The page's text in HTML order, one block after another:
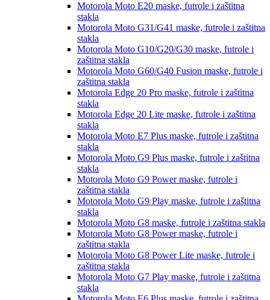
Motorola Moto E20 maske, futrole i zaštitna
stakla
Motorola Moto G31/G41 maske, futrole i zaštitna
stakla
Motorola Moto G10/G20/G30 maske, futrole i
zaštitna stakla
Motorola Moto G60/G40 Fusion maske, futrole i
zaštitna stakla
Motorola Edge 20 Pro maske, futrole i zaštitna
stakla
Motorola Edge 20 Lite maske, futrole i zaštitna
stakla
Motorola Moto E7 Plus maske, futrole i zaštitna
stakla
Motorola Moto G9 Plus maske, futrole i zaštitna
stakla
Motorola Moto G9 Powermaske, futrole i
zaštitna stakla
Motorola Moto G9 Play maske, futrole i zaštitna
stakla
Motorola Moto G8 maske, futrole i zaštitna stakla
Motorola Moto G8 Powermaske, futrole i
zaštitna stakla
Motorola Moto G8 Power Lite maske, futrole i
zaštitna stakla
Motorola Moto G7 Play maske, futrole i zaštitna
stakla